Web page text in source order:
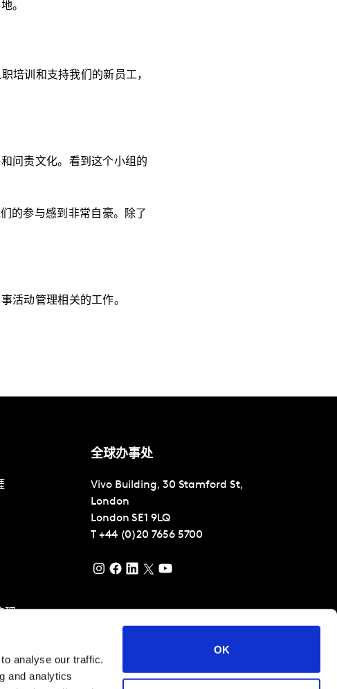
analyse our traffic.
and analytics
OK
。
培训和支持我们的新员工，
问责文化。看到这个小组的
的参与感到非常自豪。除了
活动管理相关的工作。
全球办事处
Vivo Building, 30 Stamford St,
London
London SE1 9LQ
T +44 (0)20 7656 5700